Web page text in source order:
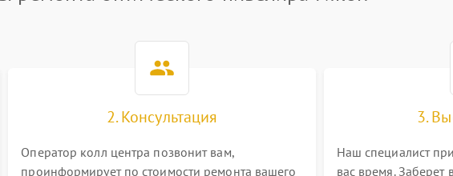
2. Консультация
Оператор колл центра позвонит вам,
проинформирует по стоимости ремонта вашего
3.
Наш специалист
вас время.